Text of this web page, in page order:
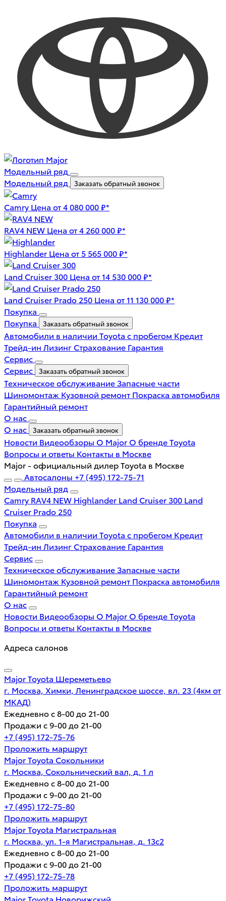
Модельный ряд
Модельный ряд
Заказать обратный звонок
Camry Цена от 4 080 000 ₽*
RAV4 NEW Цена от 4 260 000 ₽*
Highlander Цена от 5 565 000 ₽*
Land Cruiser 300 Цена от 14 530 000 ₽*
Land Cruiser Prado 250 Цена от 11 130 000 ₽*
Покупка
Покупка
Заказать обратный звонок
Автомобили в наличии Toyota с пробегом Кредит
Трейд-ин Лизинг Страхование Гарантия
Сервис
Сервис
Заказать обратный звонок
Техническое обслуживаниеЗапасные части
Шиномонтаж Кузовной ремонт Покраска автомобиля
Гарантийный ремонт
О нас
О нас
Заказать обратный звонок
Новости Видеообзоры О Major О бренде Toyota
Вопросы и ответы Контакты в Москве
Major - официальный дилер Toyota в Москве
Автосалоны +7 (495) 172-75-71
Модельный ряд
Camry RAV4 NEW Highlander Land Cruiser 300 Land
Cruiser Prado 250
Покупка
Автомобили в наличии Toyota с пробегом Кредит
Трейд-ин Лизинг Страхование Гарантия
Сервис
Техническое обслуживаниеЗапасные части
Шиномонтаж Кузовной ремонт Покраска автомобиля
Гарантийный ремонт
О нас
Новости Видеообзоры О Major О бренде Toyota
Вопросы и ответы Контакты в Москве
Адреса салонов
Major Toyota Шереметьево
г. Москва, Химки, Ленинградское шоссе, вл. 23 (4км от
МКАД)
Ежедневно с 8-00 до 21-00
Продажи с 9-00 до 21-00
+7 (495) 172-75-76
Проложить маршрут
Major Toyota Сокольники
г. Москва, Сокольнический вал, д. 1 л
Ежедневно с 8-00 до 21-00
Продажи с 9-00 до 21-00
+7 (495) 172-75-80
Проложить маршрут
Major Toyota Магистральная
г. Москва, ул. 1-я Магистральная, д. 13с2
Ежедневно с 8-00 до 21-00
Продажи с 9-00 до 21-00
+7 (495) 172-75-78
Проложить маршрут